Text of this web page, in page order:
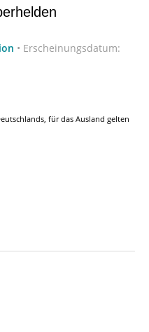
• Erscheinungsdatum:
für das Ausland gelten